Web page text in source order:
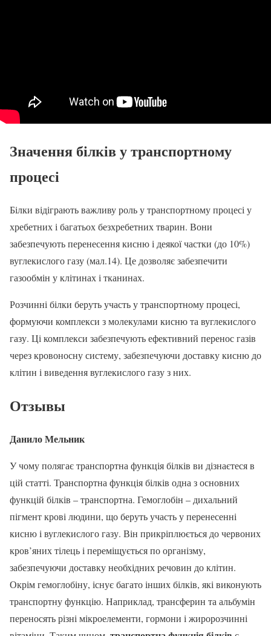
Значення білків у транспортному
процесі
Білки відіграють важливу роль у транспортному процесі у
хребетних і багатьох безхребетних тварин. Вони
забезпечують перенесення кисню і деякої частки (до 10%)
вуглекислого газу (мал.14). Це дозволяє забезпечити
газообмін у клітинах і тканинах.
Розчинні білки беруть участь у транспортному процесі,
формуючи комплекси з молекулами кисню та вуглекислого
газу. Ці комплекси забезпечують ефективний перенос газів
через кровоносну систему, забезпечуючи доставку кисню до
клітин і виведення вуглекислого газу з них.
Отзывы
Данило Мельник
У чому полягає транспортна функція білків ви дізнаєтеся в
цій статті. Транспортна функція білків одна з основних
функцій білків – транспортна. Гемоглобін – дихальний
пігмент крові людини, що беруть участь у перенесенні
кисню і вуглекислого газу. Він прикріплюється до червоних
кров’яних тілець і переміщується по організму,
забезпечуючи доставку необхідних речовин до клітин.
Окрім гемоглобіну, існує багато інших білків, які виконують
транспортну функцію. Наприклад, трансферин та альбумін
переносять різні мікроелементи, гормони і жиророзчинні